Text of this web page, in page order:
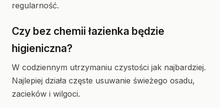
regularność.
Czy bez chemii łazienka będzie
higieniczna?
W codziennym utrzymaniu czystości jak najbardziej.
Najlepiej działa częste usuwanie świeżego osadu,
zacieków i wilgoci.